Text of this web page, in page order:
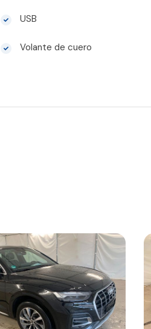
USB
Volante de cuero